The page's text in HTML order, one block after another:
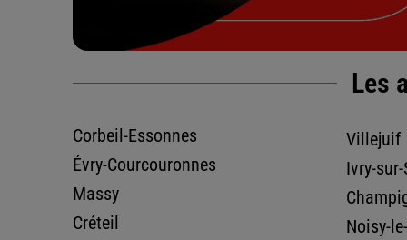
(Google) 37 avis
Fermé actuellement
Voir la fiche
km
Les
Corbeil-Essonnes
Évry-Courcouronnes
Massy
Créteil
Villejuif
Ivry-
Noisy-